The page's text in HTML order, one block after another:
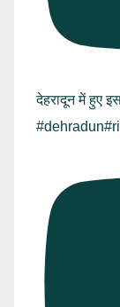
देहरादून में हुए